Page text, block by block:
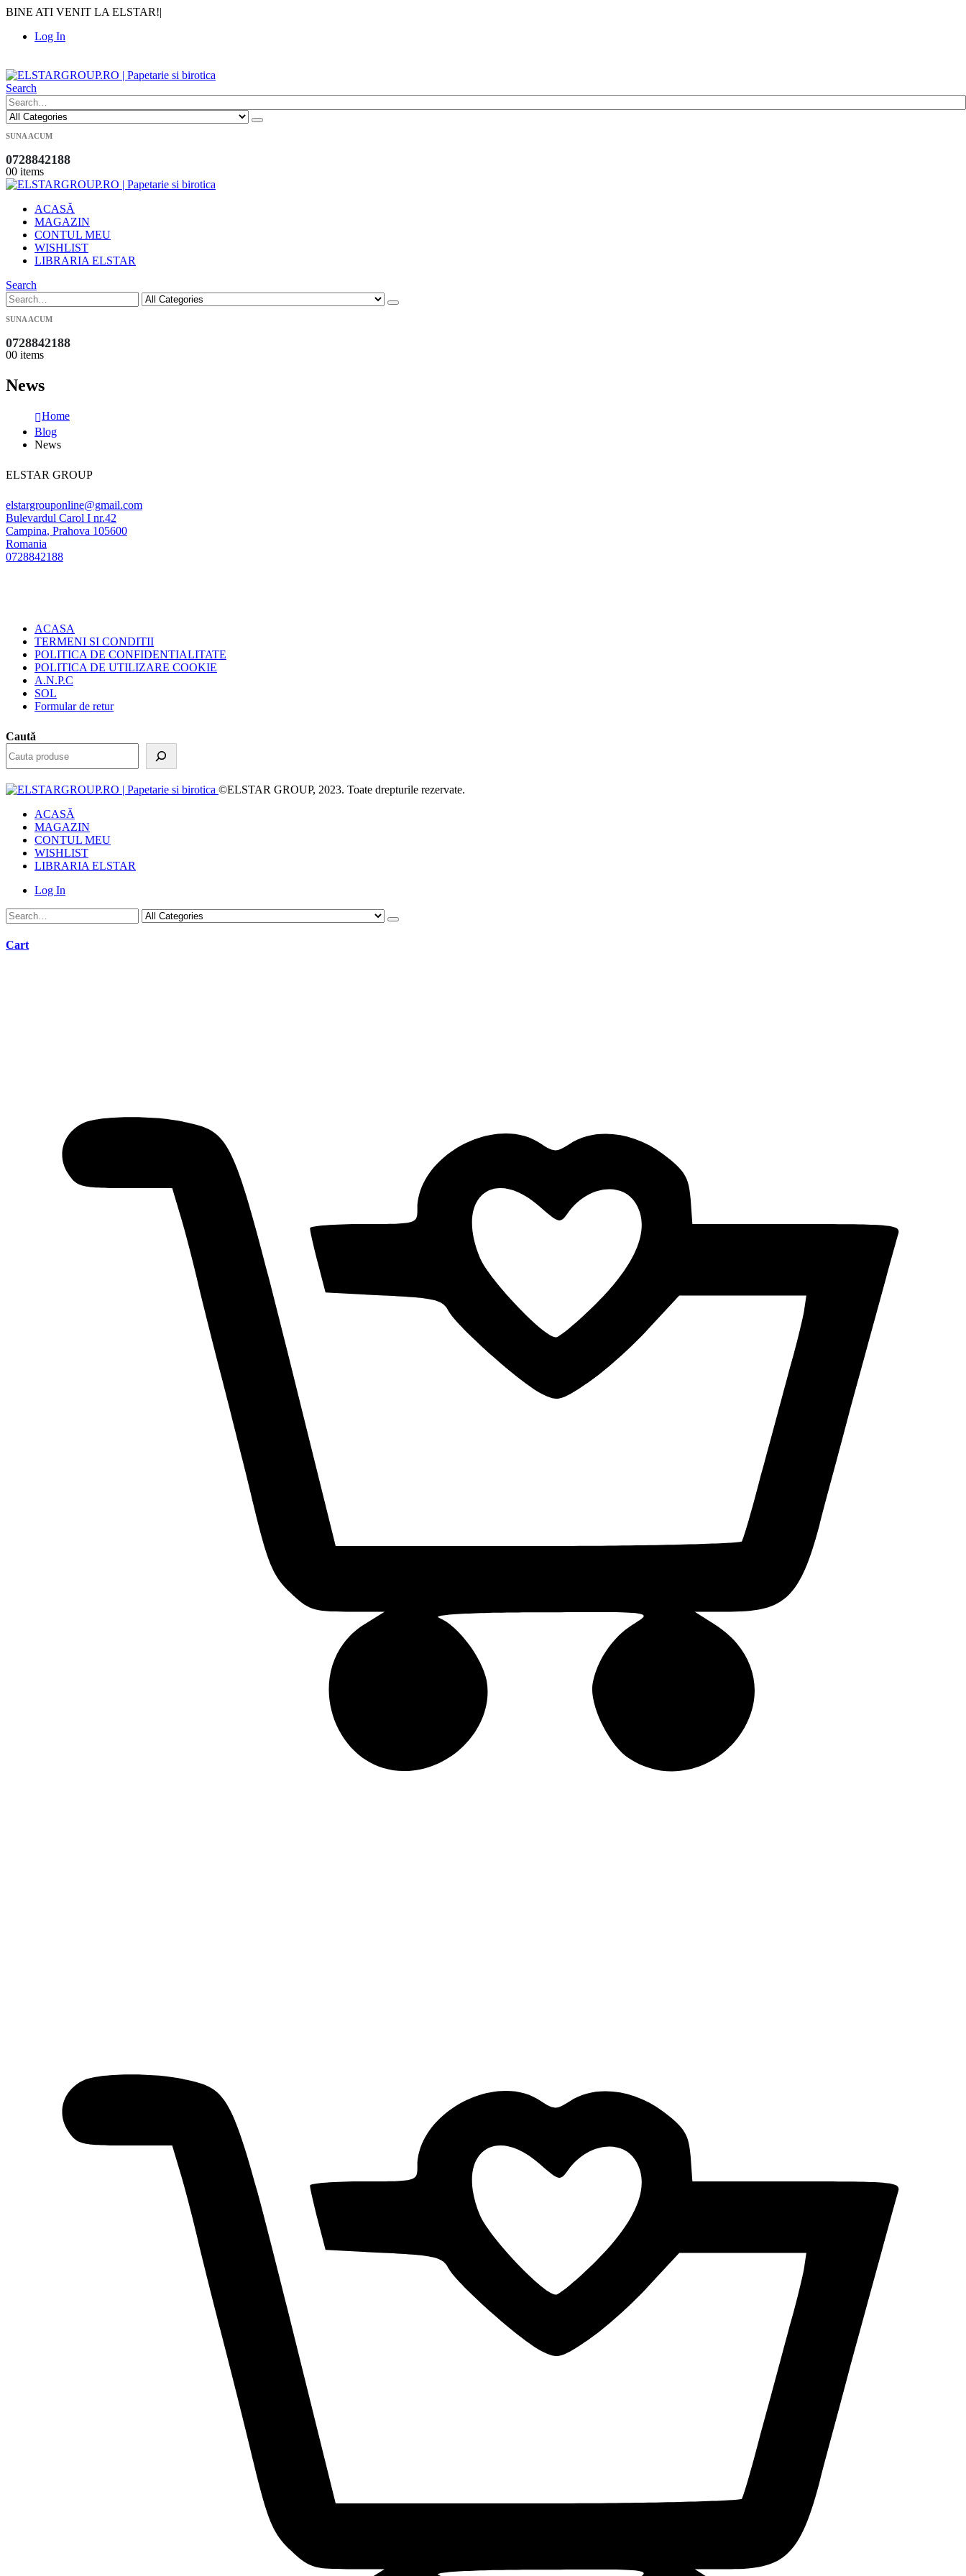
BINE ATI VENIT LA ELSTAR!|
Log In
Search
SUNA ACUM
0728842188
00 items
ACASĂ
MAGAZIN
CONTUL MEU
WISHLIST
LIBRARIA ELSTAR
Search
SUNA ACUM
0728842188
00 items
News
Home
Blog
News
ELSTAR GROUP
elstargrouponline@gmail.com
Bulevardul Carol I nr.42
Campina, Prahova 105600
Romania
0728842188
ACASA
TERMENI SI CONDITII
POLITICA DE CONFIDENTIALITATE
POLITICA DE UTILIZARE COOKIE
A.N.P.C
SOL
Formular de retur
Caută
©ELSTAR GROUP, 2023. Toate drepturile rezervate.
ACASĂ
MAGAZIN
CONTUL MEU
WISHLIST
LIBRARIA ELSTAR
Log In
Cart